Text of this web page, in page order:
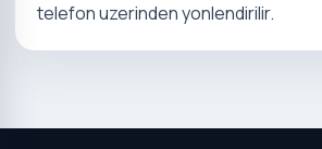
telefon uzerinden yonlendirilir.